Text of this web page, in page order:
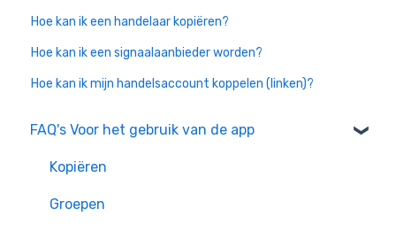
Hoe kan ik een handelaar kopiëren?
Hoe kan ik een signaalaanbieder worden?
Hoe kan ik mijn handelsaccount koppelen (linken)?
FAQ's Voor het gebruik van de app
Kopiëren
Groepen